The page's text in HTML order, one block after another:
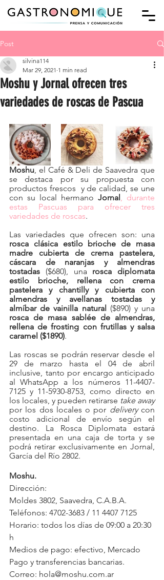
Post
Moshu y Jornal ofrecen tres
variedades de roscas de Pascua
silvina114
Mar 29, 2021 1 min read
Moshu, el Café & Deli de Saavedra que
se destaca por su propuesta con
productos frescos  y de calidad, se une
con su local hermano Jornal, durante
estas Pascuas para ofrecer tres
variedades de roscas.
rosca clásica estilo brioche de masa
madre cubierta de crema pastelera,
cáscara de naranjas y almendras
tostadas ($680), una rosca diplomata
estilo brioche, rellena con crema
pastelera y chantilly y cubierta con
almendras y avellanas tostadas y
almíbar de vainilla natural
rosca de masa sablée de almendras,
rellena de frosting con frutillas y salsa
caramel ($1890).
Las roscas se podrán reservar desde el
29 de marzo hasta el 04 de abril
inclusive, tanto por encargo anticipado
al WhatsApp a los números 11-4407-
7125 y 11-5930-8753, como directo en
los locales, y pueden retirarse take away
por los dos locales o por delivery con
costo adicional de envío según el
destino. La Rosca Diplomata estará
presentada en una caja de torta y se
podrá retirar exclusivamente en Jornal,
García del Río 2802.
Moshu.
Dirección:
Moldes 3802, Saavedra, C.A.B.A.
Teléfonos: 4702-3683 / 11 4407 7125
Horario: todos los días de 09:00 a 20:30
h
Medios de pago: efectivo, Mercado
Pago y transferencias bancarias.
Correo: hola@moshu.com.ar